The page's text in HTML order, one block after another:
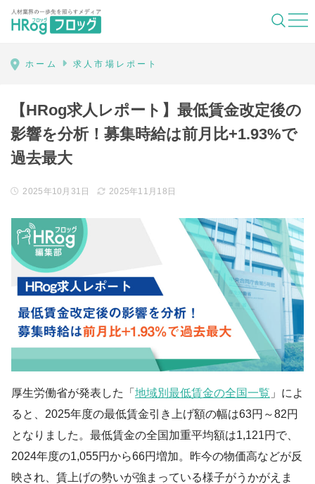
HRog | 人材業界の一歩先を照らすメディ
ホーム 求人市場レポート
【HRog求人レポート】最低賃金改定後の
影響を分析！募集時給は前月比+1.93%で
過去最大
2025年10月31日 2025年11月18日
厚生労働省が発表した「 地域別最低賃金の全国一覧 」によ
ると、2025年度の最低賃金引き上げ額の幅は63円～82円
となりました。最低賃金の全国加重平均額は1,121円で、
2024年度の1,055円から66円増加。昨今の物価高などが反
映され、賃上げの勢いが強まっている様子がうかがえま